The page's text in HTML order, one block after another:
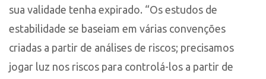
sua validade tenha expirado. “Os estudos de
estabilidade se baseiam em várias convenções
criadas a partir de análises de riscos; precisamos
jogar luz nos riscos para controlá-los a partir de